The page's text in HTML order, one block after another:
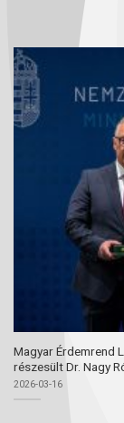
Magyar Érdemrend
részesült Dr. Nagy
2026-03-16